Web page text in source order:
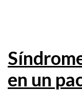
en un